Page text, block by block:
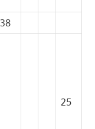
38
25